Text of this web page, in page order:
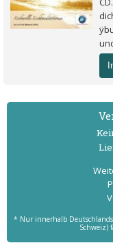
* Nur innerhalb
Schweiz)